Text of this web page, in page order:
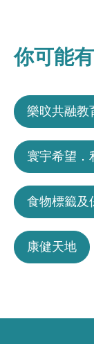
你可能
樂旼共融教
寰宇希望．
食物標籤及
康健天地